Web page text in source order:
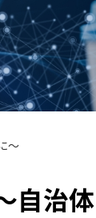
～
治